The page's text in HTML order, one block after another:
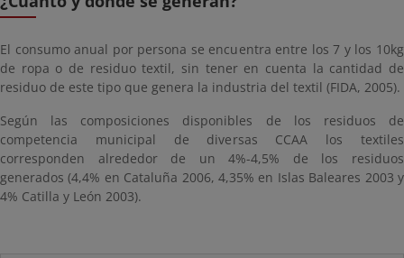
El consumo anual por persona se encuentra entre los 7 y los 10kg
de ropa o de residuo textil, sin tener en cuenta la cantidad de
residuo de este tipo que genera la industria del textil (FIDA, 2005).
Según las composiciones disponibles de los residuos de
competencia municipal de diversas CCAA los textiles
corresponden alrededor de un 4%-4,5% de los residuos
generados (4,4% en Cataluña 2006, 4,35% en Islas Baleares 2003 y
4% Catilla y León 2003).